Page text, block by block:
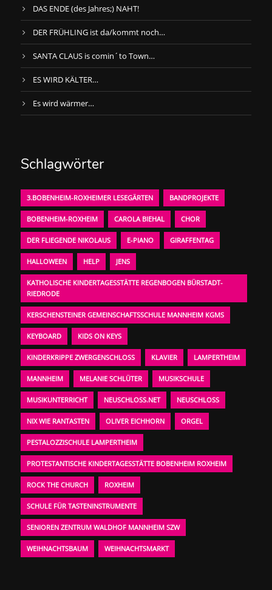
DAS ENDE (des Jahres;) NAHT!
DER FRÜHLING ist da/kommt noch…
SANTA CLAUS is comin´to Town…
ES WIRD KÄLTER…
Es wird wärmer…
Schlagwörter
3.BOBENHEIM-ROXHEIMER LESEGÄRTEN BANDPROJEKTE
BOBENHEIM-ROXHEIM CAROLA BIEHAL CHOR
DER FLIEGENDE NIKOLAUS E-PIANO GIRAFFENTAG
HALLOWEEN HELP JENS
KATHOLISCHE KINDERTAGESSTÄTTE REGENBOGEN BÜRSTADT-
RIEDRODE
KERSCHENSTEINER GEMEINSCHAFTSSCHULE MANNHEIM KGMS
KEYBOARD KIDS ON KEYS
KINDERKRIPPE ZWERGENSCHLOSS KLAVIER LAMPERTHEIM
MANNHEIM MELANIE SCHLÜTER MUSIKSCHULE
MUSIKUNTERRICHT NEUSCHLOSS.NET NEUSCHLOSS
NIX WIE RANTASTEN OLIVER EICHHORN ORGEL
PESTALOZZISCHULE LAMPERTHEIM
PROTESTANTISCHE KINDERTAGESSTÄTTE BOBENHEIM ROXHEIM
ROCK THE CHURCH ROXHEIM
SCHULE FÜR TASTENINSTRUMENTE
SENIOREN ZENTRUM WALDHOF MANNHEIM SZW
WEIHNACHTSBAUM WEIHNACHTSMARKT